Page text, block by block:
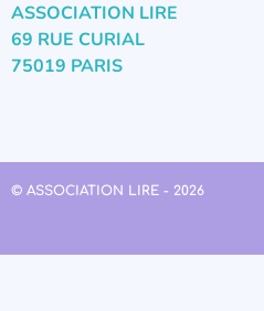
ASSOCIATION LIRE
69 RUE CURIAL
75019 PARIS
© ASSOCIATION LIRE - 2026